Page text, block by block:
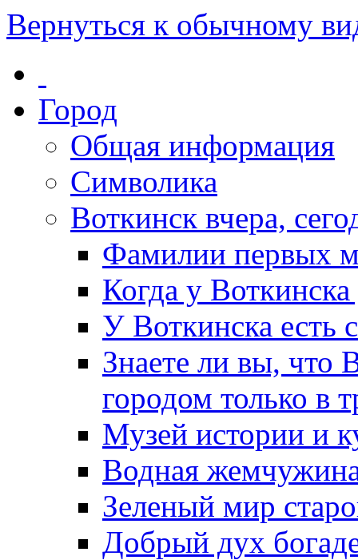
Вернуться к обычному
Город
Общая информация
Символика
Воткинск вчера,
Фамилии первых
Когда у
У Воткинска есть
Знаете ли вы, что
городом только в
Музей истории и
Водная
Зеленый мир
Добрый дух